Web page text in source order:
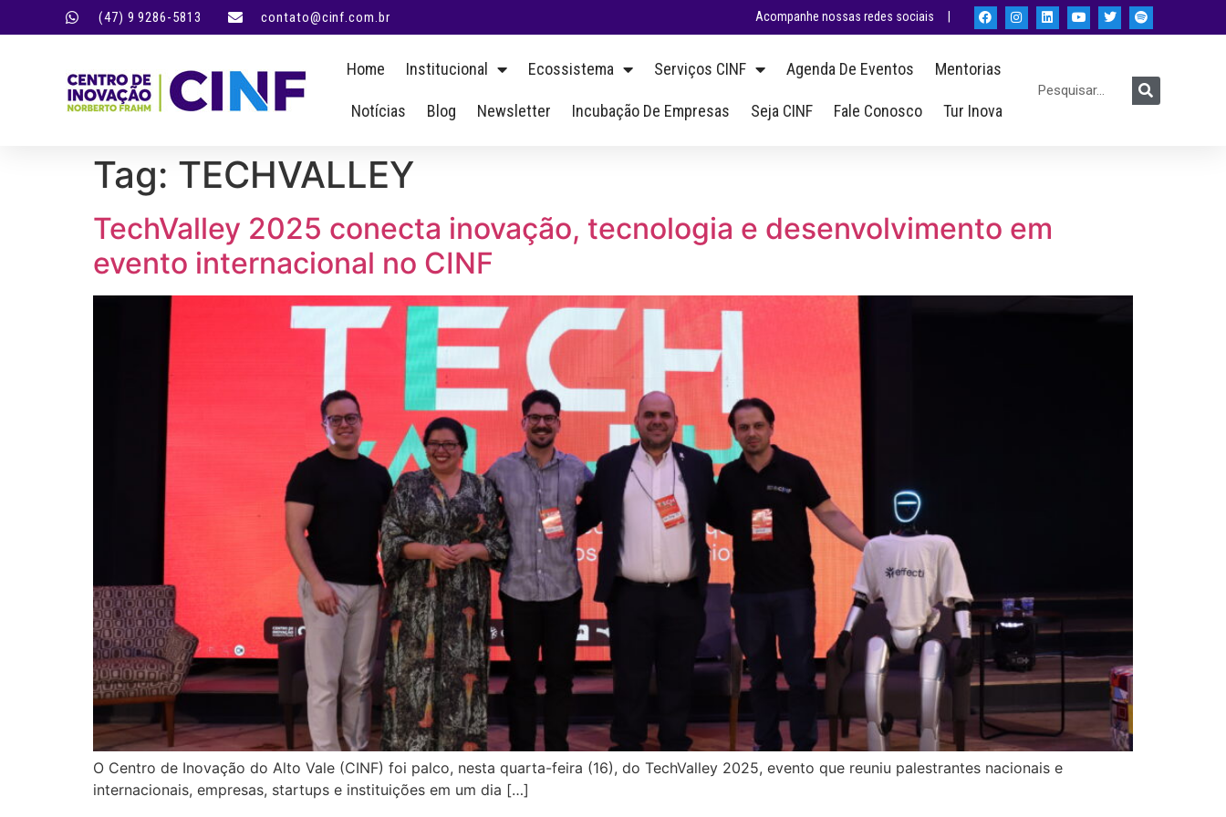
(47) 9 9286-5813 contato@cinf.com.br Acompanhe nossas redes sociais |
Home Institucional Ecossistema Serviços CINF Agenda De Eventos Mentorias
Notícias Blog Newsletter Incubação De Empresas Seja CINF Fale Conosco Tur Inova
Tag: TECHVALLEY
TechValley 2025 conecta inovação, tecnologia e desenvolvimento em
evento internacional no CINF
O Centro de Inovação do Alto Vale (CINF) foi palco, nesta quarta-feira (16), do TechValley 2025, evento que reuniu palestrantes nacionais e
internacionais, empresas, startups e instituições em um dia […]